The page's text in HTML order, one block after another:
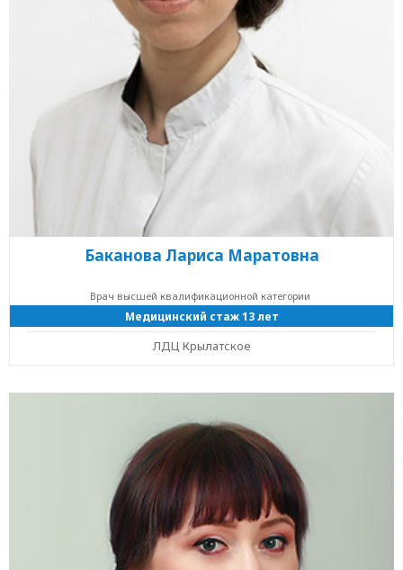
Баканова Лариса Маратовна
Врач высшей квалификационной категории
Медицинский стаж 13 лет
ЛДЦ Крылатское